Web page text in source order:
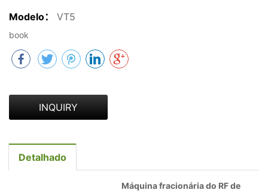
Modelo： VT5
book
INQUIRY
Detalhado
Máquina fracionária do RF de